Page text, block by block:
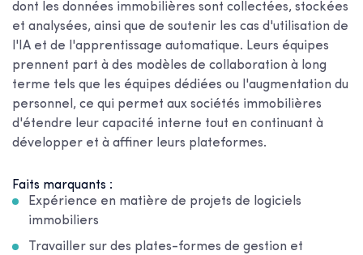
dont les données immobilières sont collectées, stockées
et analysées, ainsi que de soutenir les cas d'utilisation de
l'IA et de l'apprentissage automatique. Leurs équipes
prennent part à des modèles de collaboration à long
terme tels que les équipes dédiées ou l'augmentation du
personnel, ce qui permet aux sociétés immobilières
d'étendre leur capacité interne tout en continuant à
développer et à affiner leurs plateformes.
Faits marquants :
Expérience en matière de projets de logiciels
immobiliers
Travailler sur des plates-formes de gestion et